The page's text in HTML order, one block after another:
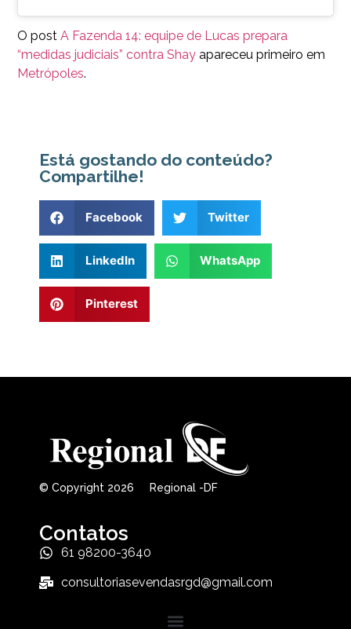
O post A Fazenda 14: equipe de Lucas prepara
“medidas judiciais” contra Shay apareceu primeiro em
Metrópoles.
Está gostando do conteúdo?
Compartilhe!
Facebook Twitter
LinkedIn WhatsApp
Pinterest
© Copyright 2026 Regional -DF
Contatos
61 98200-3640
consultoriasevendasrgd@gmail.com